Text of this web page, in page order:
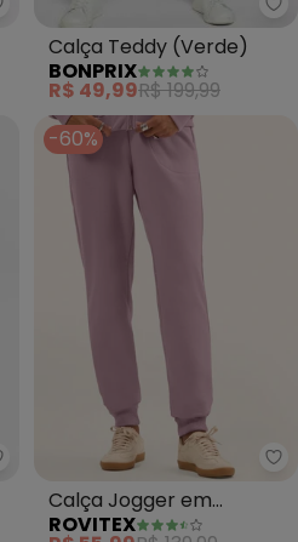
- Calça Jeans
Calça Teddy (Verde)
BONPRIX
R$ 49,99R$ 199,99
- Calça Feminina em
-60%
Calça Jogger em
Moletom Peluciado
ROVITEX